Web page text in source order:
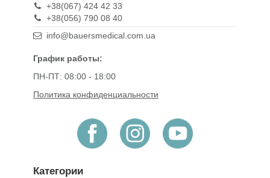
+38(067) 424 42 33
+38(056) 790 08 40
info@bauersmedical.com.ua
График работы:
ПН-ПТ: 08:00 - 18:00
Политика конфиденциальности
Категории